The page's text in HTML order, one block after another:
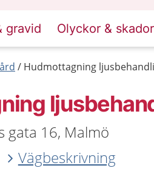
gravid Olyckor & skador
Hudmottagning
gata 16, Malmö
Vägbeskrivning